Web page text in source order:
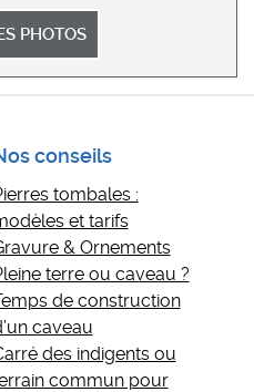
PHOTOS
conseils
tombales :
et tarifs
& Ornements
terre ou caveau ?
de construction
caveau
des indigents ou
commun pour